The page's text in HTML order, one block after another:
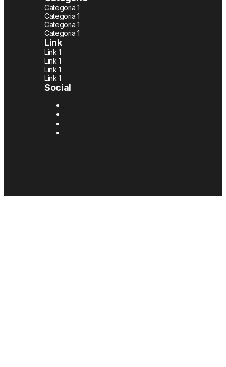
Categoria 1
Categoria 1
Categoria 1
Categoria 1
Link
Link 1
Link 1
Link 1
Link 1
Social